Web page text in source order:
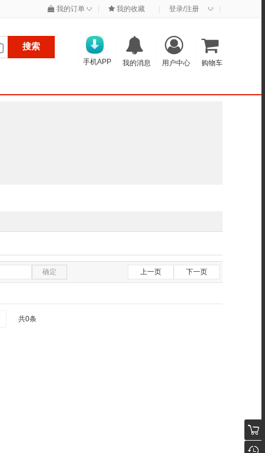
我的订单 ◇ 我的收藏 登录/注册 ◇
搜索
购物车
用户中心
我的消息
手机APP
确定 上一页 下一页
共0条